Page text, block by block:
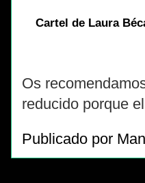
Cartel de Laura
Os
reducido porque
Publicado por